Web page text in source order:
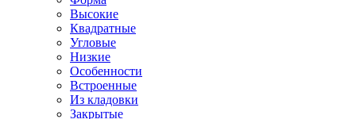
Высокие
Квадратные
Угловые
Низкие
Особенности
Встроенные
Из кладовки
Закрытые